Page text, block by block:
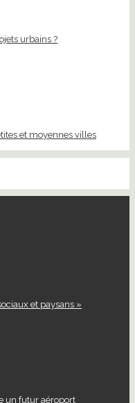
urbains ?
et moyennes villes
et paysans »
un futur aéroport